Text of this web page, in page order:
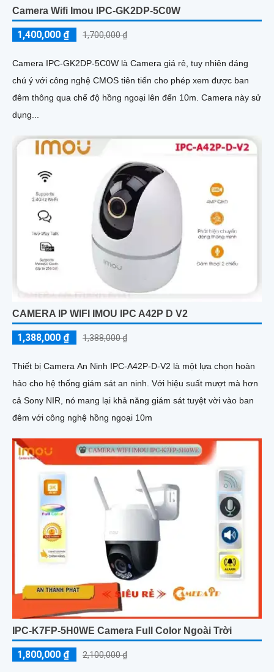
Camera Wifi Imou IPC-GK2DP-5C0W
1,400,000 ₫ 1,700,000 ₫
Camera IPC-GK2DP-5C0W là Camera giá rẻ, tuy nhiên đáng
chú ý với công nghệ CMOS tiên tiến cho phép xem được ban
đêm thông qua chế độ hồng ngoại lên đến 10m. Camera này sử
dụng...
CAMERA IP WIFI IMOU IPC A42P D V2
1,388,000 ₫ 1,388,000 ₫
Thiết bị Camera An Ninh IPC-A42P-D-V2 là một lựa chọn hoàn
hảo cho hệ thống giám sát an ninh. Với hiệu suất mượt mà hơn
cả Sony NIR, nó mang lại khả năng giám sát tuyệt vời vào ban
đêm với công nghệ hồng ngoại 10m
IPC-K7FP-5H0WE Camera Full Color Ngoài Trời
1,800,000 ₫ 2,100,000 ₫